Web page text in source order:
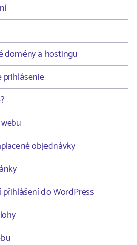
domény a hostingu
objednávky
do WordPress